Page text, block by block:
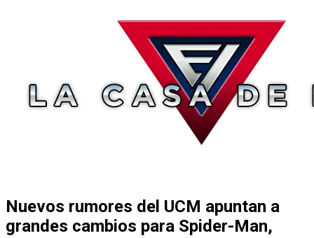
Nuevos rumores del UCM apuntan a
grandes cambios para Spider-Man,